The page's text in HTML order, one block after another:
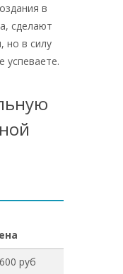
в
сделают
но в силу
успеваете.
руб